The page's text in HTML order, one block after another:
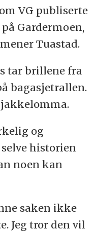
VG publiserte
Gardermoen,
Tuastad.
tar brillene fra
bagasjetrallen.
og
historien
noen kan
saken ikke
Jeg tror den vil